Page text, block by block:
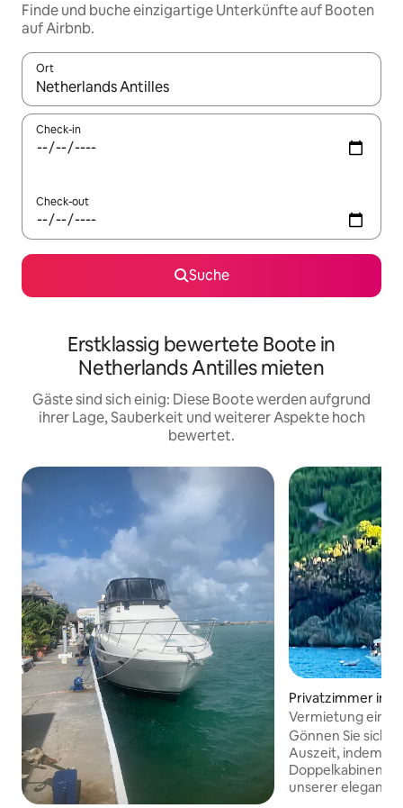
Finde und buche einzigartige Unterkünfte auf Booten
auf Airbnb.
Ort
Wenn Ergebnisse verfügbar sind, navigiere mit den
Check-in
Check-out
Suche
Erstklassig bewertete Boote in
Netherlands Antilles mieten
Gäste sind sich einig: Diese Boote werden aufgrund
ihrer Lage, Sauberkeit und weiterer Aspekte hoch
bewertet.
Privatzimmer in
Vermietung einer
einem 17 m
Gönnen Sie sich
Auszeit, indem
Doppelkabinen
unserer